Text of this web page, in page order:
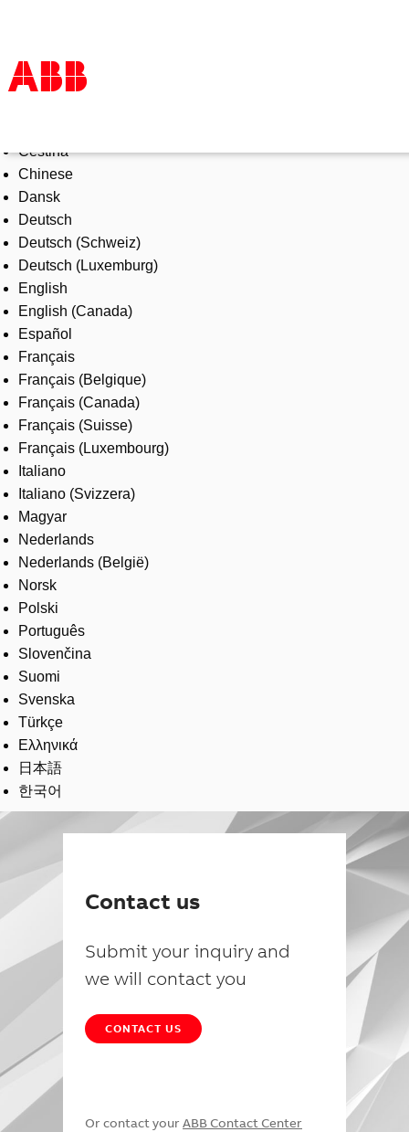
Products & Solutions
Industries
Services
About us
Where to buy
Contact us
Careers
Čeština
Chinese
Dansk
Deutsch
Deutsch (Schweiz)
Deutsch (Luxemburg)
English
English (Canada)
Español
Français
Français (Belgique)
Français (Canada)
Français (Suisse)
Français (Luxembourg)
Italiano
Italiano (Svizzera)
Magyar
Nederlands
Nederlands (België)
Norsk
Polski
Português
Slovenčina
Suomi
Svenska
Türkçe
Ελληνικά
日本語
한국어
Contact us
Submit your inquiry and
we will contact you
CONTACT US
Or contact your ABB Contact Center